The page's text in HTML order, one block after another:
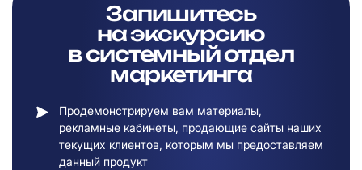
Запишитесь
наэкскурсию
всистемный отдел
маркетинга
Продемонстрируем вам материалы,
рекламные кабинеты, продающие сайты наших
текущих клиентов, которым мы предоставляем
данный продукт